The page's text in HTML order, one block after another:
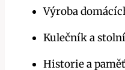
Výroba
Kulečník a
Historie a